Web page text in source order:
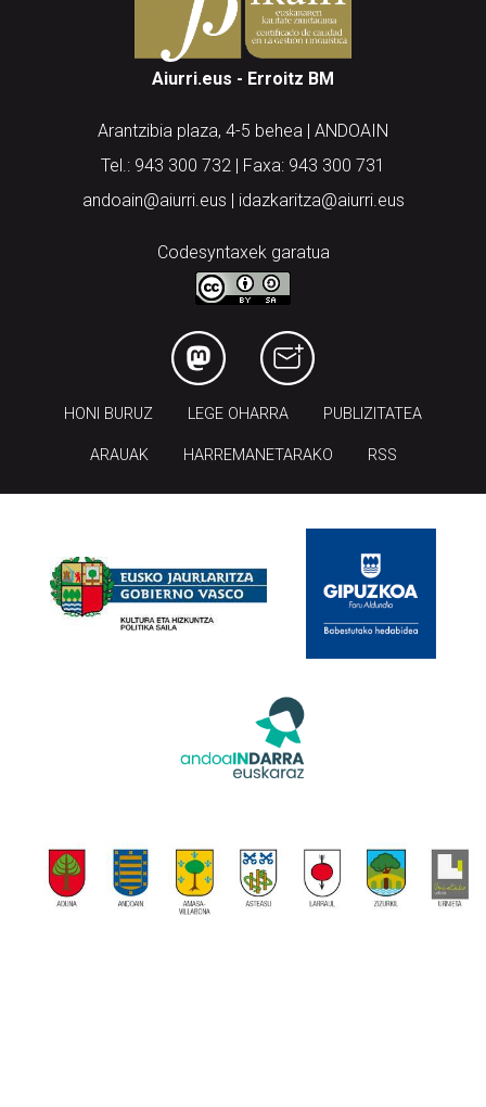
Aiurri.eus - Erroitz BM
Arantzibia plaza, 4-5 behea | ANDOAIN
Tel.: 943 300 732 | Faxa: 943 300 731
andoain@aiurri.eus | idazkaritza@aiurri.eus
Codesyntaxek garatua
HONI BURUZ LEGE OHARRA PUBLIZITATEA
ARAUAK HARREMANETARAKO RSS